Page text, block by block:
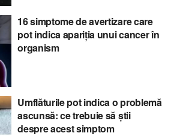
16 simptome de avertizare care
pot indica apariția unui cancer în
organism
Umflăturile pot indica o problemă
ascunsă: ce trebuie să știi
despre acest simptom